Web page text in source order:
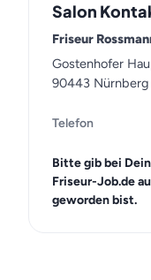
Salon
Friseur
Gostenhofer
90443
Telefon
Bitte gib bei
Friseur-Job.de
geworden bist.